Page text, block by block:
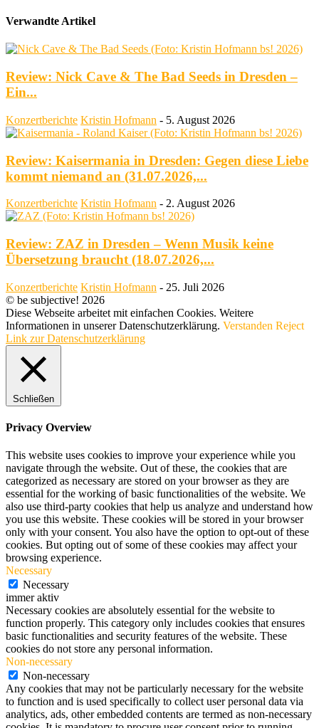
Verwandte Artikel
Review: Nick Cave & The Bad Seeds in Dresden –
Ein...
Konzertberichte Kristin Hofmann - 5. August 2026
Review: Kaisermania in Dresden: Gegen diese Liebe
kommt niemand an (31.07.2026,...
Konzertberichte Kristin Hofmann - 2. August 2026
Review: ZAZ in Dresden – Wenn Musik keine
Übersetzung braucht (18.07.2026,...
Konzertberichte Kristin Hofmann - 25. Juli 2026
© be subjective! 2026
Diese Webseite arbeitet mit einfachen Cookies. Weitere
Informationen in unserer Datenschutzerklärung. Verstanden Reject
Link zur Datenschutzerklärung
Schließen
Privacy Overview
This website uses cookies to improve your experience while you
navigate through the website. Out of these, the cookies that are
categorized as necessary are stored on your browser as they are
essential for the working of basic functionalities of the website. We
also use third-party cookies that help us analyze and understand how
you use this website. These cookies will be stored in your browser
only with your consent. You also have the option to opt-out of these
cookies. But opting out of some of these cookies may affect your
browsing experience.
Necessary
Necessary
immer aktiv
Necessary cookies are absolutely essential for the website to
function properly. This category only includes cookies that ensures
basic functionalities and security features of the website. These
cookies do not store any personal information.
Non-necessary
Non-necessary
Any cookies that may not be particularly necessary for the website
to function and is used specifically to collect user personal data via
analytics, ads, other embedded contents are termed as non-necessary